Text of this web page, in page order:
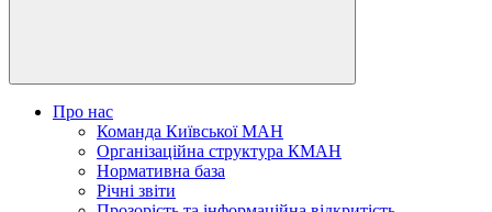
Про нас
Команда Київської МАН
Організаційна структура КМАН
Нормативна база
Річні звіти